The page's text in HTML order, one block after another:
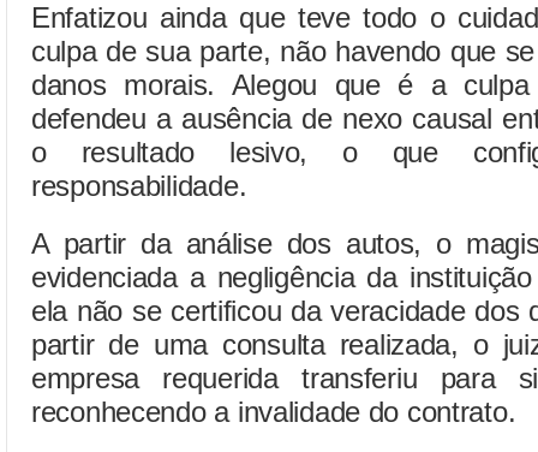
Enfatizou ainda que teve todo o
culpa de sua parte, não havendo que
danos morais. Alegou que é a
defendeu a ausência de nexo causal
o resultado lesivo, o que
responsabilidade.
A partir da análise dos autos, o
evidenciada a negligência da
ela não se certificou da veracidade dos
partir de uma consulta realizada, o
empresa requerida transferiu para
reconhecendo a invalidade do contrato.